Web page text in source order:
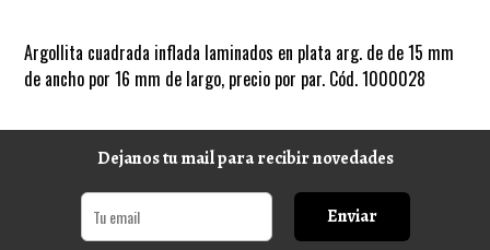
Argollita cuadrada inflada laminados en plata arg. de de 15 mm
de ancho por 16 mm de largo, precio por par. Cód. 1000028
Dejanos tu mail para recibir novedades
Enviar